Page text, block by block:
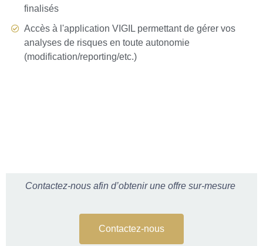
finalisés
Accès à l'application VIGIL permettant de gérer vos
analyses de risques en toute autonomie
(modification/reporting/etc.)
Contactez-nous afin d’obtenir une offre sur-mesure
Contactez-nous